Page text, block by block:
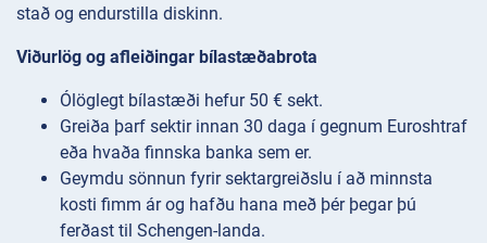
stað og endurstilla diskinn.
Viðurlög og afleiðingar bílastæðabrota
Ólöglegt bílastæði hefur 50 € sekt.
Greiða þarf sektir innan 30 daga í gegnum Euroshtraf
eða hvaða finnska banka sem er.
Geymdu sönnun fyrir sektargreiðslu í að minnsta
kosti fimm ár og hafðu hana með þér þegar þú
ferðast til Schengen-landa.